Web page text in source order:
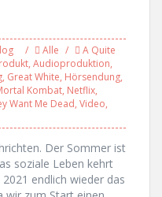
Alle
A Quite
, Audioproduktion,
, Great White, Hörsendung,
Kombat, Netflix,
Want Me Dead, Video,
Der Sommer ist
soziale Leben kehrt
endlich wieder das